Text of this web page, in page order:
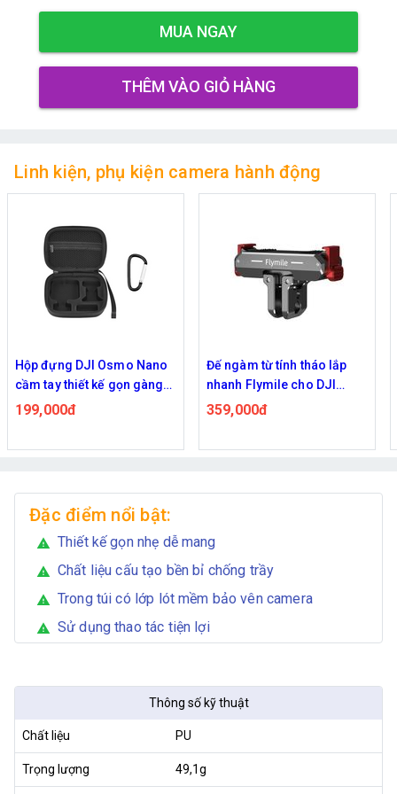
MUA NGAY
THÊM VÀO GIỎ HÀNG
Linh kiện, phụ kiện camera hành động
Hộp đựng DJI Osmo Nano
cầm tay thiết kế gọn gàng
tiện mang theo
199,000đ
Đế ngàm từ tính tháo lắp
nhanh Flymile cho DJI
Osmo Nano
359,000đ
Đặc điểm nổi bật:
warning Thiết kế gọn nhẹ dễ mang
warning Chất liệu cấu tạo bền bỉ chống trầy
warning Trong túi có lớp lót mềm bảo vên camera
warning Sử dụng thao tác tiện lợi
Thông số kỹ thuật
Chất liệu PU
Trọng lượng 49,1g